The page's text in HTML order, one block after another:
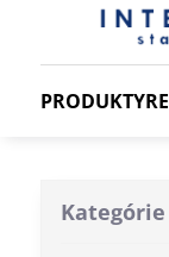
PRODUKTY
Kategórie